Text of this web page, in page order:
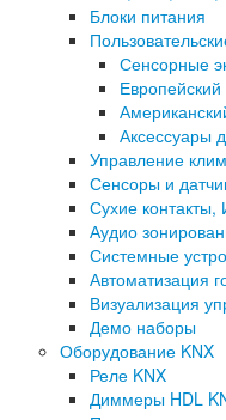
Блоки питания
Сенсорные
Европейский
Аксессуары
Управление
Сенсоры и
Сухие
Аудио
Системные
Автоматизация
Визуализация
Демо наборы
Оборудование KNX
Реле KNX
Диммеры HDL